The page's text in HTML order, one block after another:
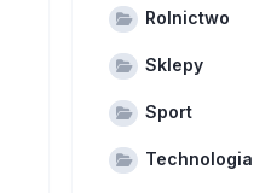
Rolnictwo
Sklepy
Sport
Technologia